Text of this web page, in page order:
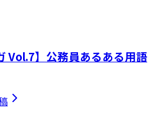
Vol.7】公務員あるある用語